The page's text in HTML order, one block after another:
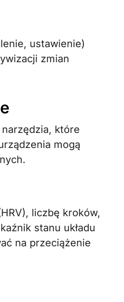
ustawienie)
zmian
które
mogą
liczbę kroków,
stanu układu
na przeciążenie